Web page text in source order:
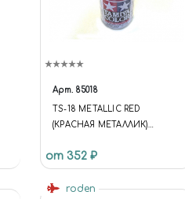
Арт. 85018
TS-18 METALLIC RED
(КРАСНАЯ МЕТАЛЛИК)
от 352 ₽
roden